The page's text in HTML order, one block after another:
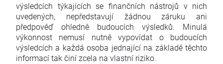
výsledcích týkajících se finančních nástrojů v nich
uvedených, nepředstavují žádnou záruku ani
předpověď ohledně budoucích výsledků. Minulá
výkonnost nemusí nutně vypovídat o budoucích
výsledcích a každá osoba jednající na základě těchto
informací tak činí zcela na vlastní riziko.